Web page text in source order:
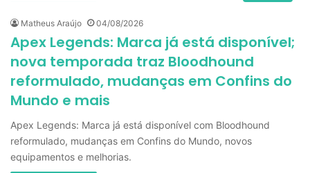
Matheus Araújo 04/08/2026
Apex Legends: Marca já está disponível;
nova temporada traz Bloodhound
reformulado, mudanças em Confins do
Mundo e mais
Apex Legends: Marca já está disponível com Bloodhound
reformulado, mudanças em Confins do Mundo, novos
equipamentos e melhorias.